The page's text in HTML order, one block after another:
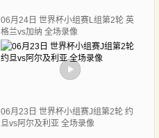
06月24日 世界杯小组赛L组第2轮 英
格兰vs加纳 全场录像
06月23日 世界杯小组赛J组第2轮 约
旦vs阿尔及利亚 全场录像